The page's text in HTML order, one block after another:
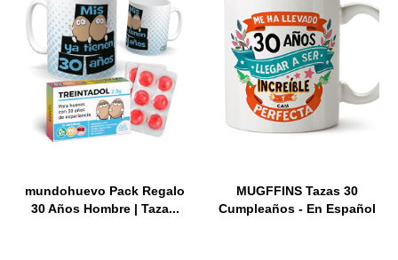
mundohuevo Pack Regalo
30 Años Hombre | Taza...
MUGFFINS Tazas 30
Cumpleaños - En Español